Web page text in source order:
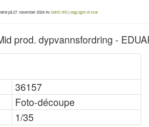
på27. november 2024AvSdKfz.000|legg igjen et svar
36157
Foto-découpe
1/35